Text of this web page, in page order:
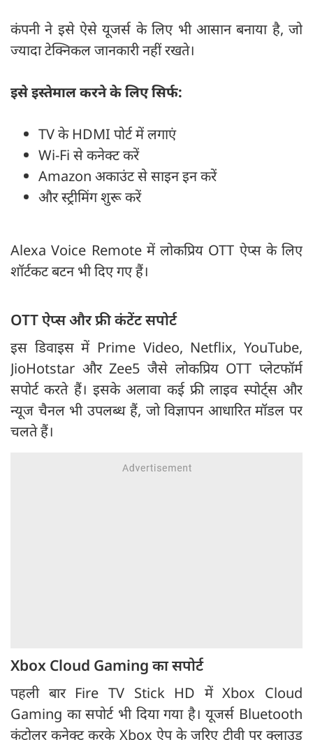
कंपनी ने इसे ऐसे यूजर्स के लिए भी आसान बनाया है, जो
ज्यादा टेक्निकल जानकारी नहीं रखते।
इसे इस्तेमाल करने के लिए सिर्फ:
TV के HDMI पोर्ट में लगाएं
Wi-Fi से कनेक्ट करें
Amazon अकाउंट से साइन इन करें
और स्ट्रीमिंग शुरू करें
Alexa Voice Remote में लोकप्रिय OTT ऐप्स के लिए
शॉर्टकट बटन भी दिए गए हैं।
OTT ऐप्स और फ्री कंटेंट सपोर्ट
इस डिवाइस में Prime Video, Netflix, YouTube,
JioHotstar और Zee5 जैसे लोकप्रिय OTT प्लेटफॉर्म
सपोर्ट करते हैं। इसके अलावा कई फ्री लाइव स्पोर्ट्स और
न्यूज चैनल भी उपलब्ध हैं, जो विज्ञापन आधारित मॉडल पर
चलते हैं।
Xbox Cloud Gaming का सपोर्ट
पहली बार Fire TV Stick HD में Xbox Cloud
Gaming का सपोर्ट भी दिया गया है। यूजर्स Bluetooth
कंट्रोलर कनेक्ट करके Xbox ऐप के जरिए टीवी पर क्लाउड